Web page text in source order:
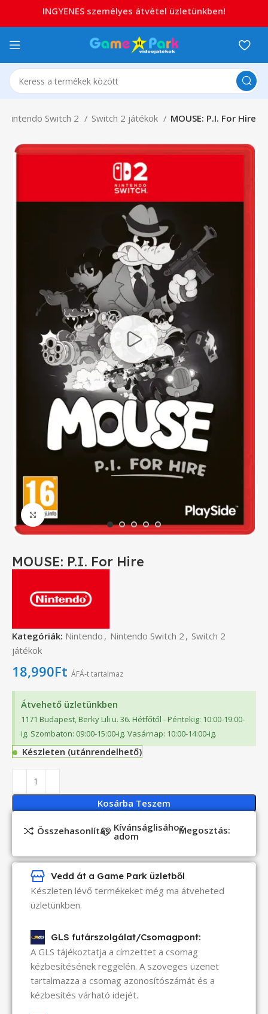
Nintendo Switch 2 Switch 2 játékok MOUSE: P.I. For Hire
Click to enlarge
MOUSE: P.I. For Hire
Kategóriák: Nintendo , Nintendo Switch 2 , Switch 2
játékok
18,990Ft ÁFÁ-t tartalmaz
Átvehető üzletünkben
1171 Budapest, Berky Lili u. 36. Hétfőtől - Péntekig: 10:00-19:00-
ig. Szombaton: 09:00-15:00-ig. Vasárnap: 10:00-14:00-ig.
Készleten (utánrendelhető)
Kosárba Teszem
Összehasonlítás Kívánságlisához
adom Megosztás:
Vedd át a Game Park üzletből
Készleten lévő termékeket még ma átveheted
üzletünkben.
GLS futárszolgálat/Csomagpont:
A GLS tájékoztatja a címzettet a csomag
kézbesítésének reggelén. A szöveges üzenet
tartalmazza a csomag azonosítószámát és a
kézbesítés várható idejét.
INGYENES személyes átvétel üzletünkben!